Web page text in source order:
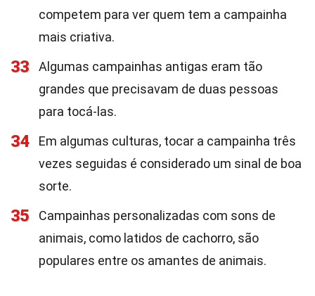
competem para ver quem tem a campainha
mais criativa.
33
Algumas campainhas antigas eram tão
grandes que precisavam de duas pessoas
para tocá-las.
34
Em algumas culturas, tocar a campainha três
vezes seguidas é considerado um sinal de boa
sorte.
35
Campainhas personalizadas com sons de
animais, como latidos de cachorro, são
populares entre os amantes de animais.